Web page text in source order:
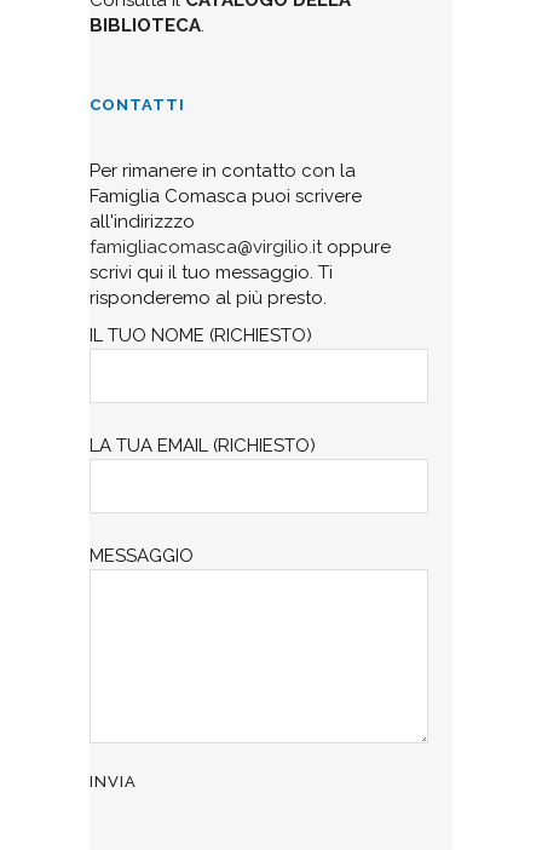
BIBLIOTECA.
CONTATTI
Per rimanere in contatto con la
Famiglia Comasca puoi scrivere
all'indirizzzo
famigliacomasca@virgilio.itoppure
scrivi qui il tuo messaggio. Ti
risponderemo al più presto.
IL TUO NOME (RICHIESTO)
LA TUA EMAIL (RICHIESTO)
MESSAGGIO